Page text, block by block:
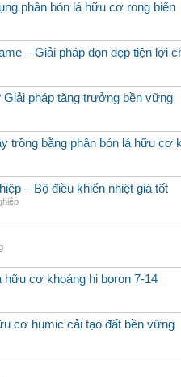
phân bón lá hữu cơ rong biển
– Giải pháp dọn dẹp tiện lợi
pháp tăng trưởng bền vững
trồng bằng phân bón lá hữu cơ
– Bộ điều khiển nhiệt giá tốt
hữu cơ khoáng hi boron 7-14
cơ humic cải tạo đất bền vững